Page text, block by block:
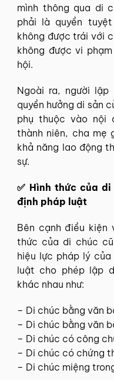
mình thông qua di
phải là quyền
không được trái với
không được vi
hội.
Ngoài ra, người
quyền hưởng di sản
phụ thuộc vào nội
thành niên, cha mẹ
khả năng lao động
sự.
✅ Hình thức của
định pháp luật
Bên cạnh điều kiện
thức của di chúc
hiệu lực pháp lý
luật cho phép lập
khác nhau như:
– Di chúc bằng văn
– Di chúc bằng văn
– Di chúc có công
– Di chúc có chứng
– Di chúc miệng